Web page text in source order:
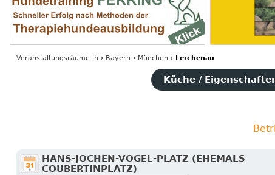
Veranstaltungsräumein › Bayern › München › Lerchenau
Küche /
HANS-JOCHEN-VOGEL-PLATZ (EHEMALS
COUBERTINPLATZ)